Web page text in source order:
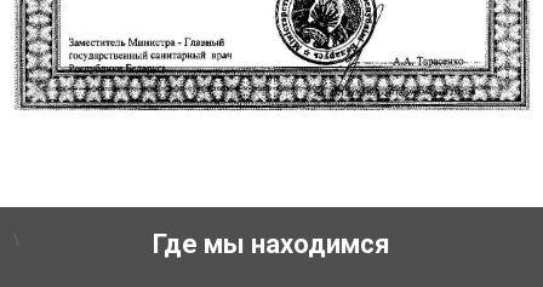
Где мы находимся